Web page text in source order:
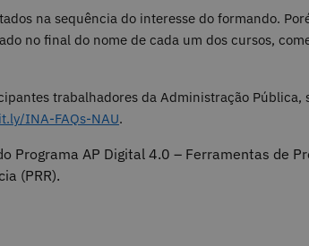
na sequência do interesse do formando.
no final do nome de cada um dos cursos,
trabalhadores da Administração Pública,
INA-FAQs-NAU.
Programa AP Digital 4.0 – Ferramentas de
(PRR).